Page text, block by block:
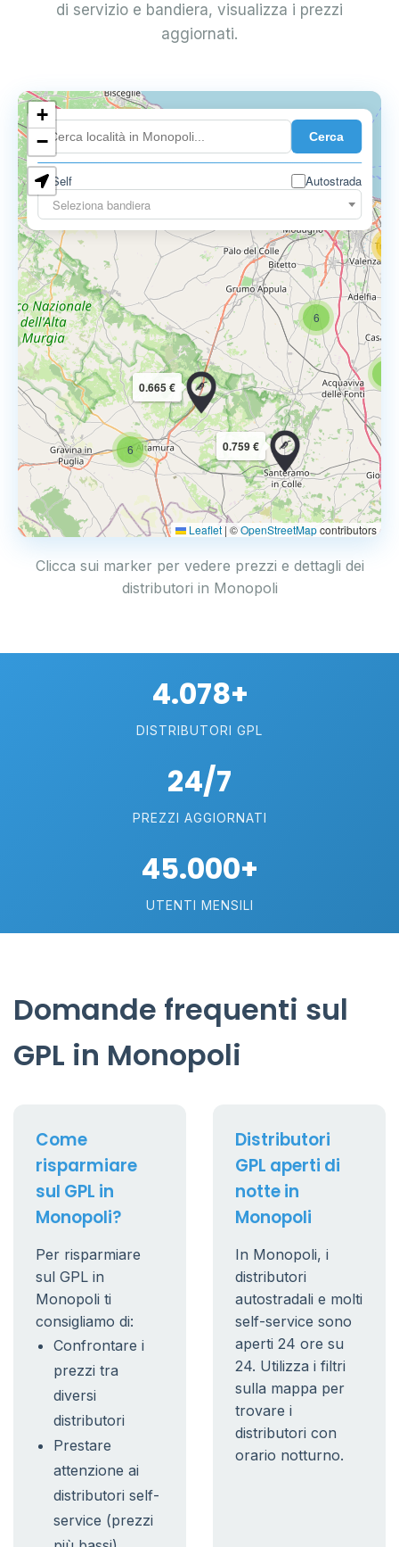
di servizio e bandiera, visualizza i prezzi
aggiornati.
Cerca
Self
Autostrada
Seleziona bandiera
4
6
6
0.759 €
0.665 €
+
−
Leaflet | ©OpenStreetMapcontributors
Clicca sui marker per vedere prezzi e dettagli dei
distributori in Monopoli
4.078+
DISTRIBUTORI GPL
24/7
PREZZI AGGIORNATI
45.000+
UTENTI MENSILI
Domande frequenti sul
GPL in Monopoli
Come
risparmiare
sul GPL in
Monopoli?
Per risparmiare
sul GPL in
Monopoli ti
consigliamo di:
Confrontare i
prezzi tra
diversi
distributori
Prestare
attenzione ai
distributori self-
service (prezzi
Distributori
GPL aperti di
notte in
Monopoli
In Monopoli, i
distributori
autostradali e molti
self-service sono
aperti 24 ore su
24. Utilizza i filtri
sulla mappa per
trovare i
distributori con
orario notturno.